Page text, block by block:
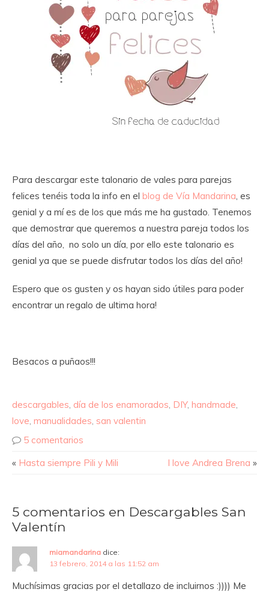
Para descargar este talonario de vales para parejas
felices tenéis toda la info en el blog de Vía Mandarina , es
genial y a mí es de los que más me ha gustado. Tenemos
que demostrar que queremos a nuestra pareja todos los
días del año, no solo un día, por ello este talonario es
genial ya que se puede disfrutar todos los días del año!
Espero que os gusten y os hayan sido útiles para poder
encontrar un regalo de ultima hora!
Besacos a puñaos!!!
descargables día de los enamorados DIY, handmade
love manualidades san valentin
5 comentarios
« Hasta siempre Pili y Mili I love Andrea Brena »
5 comentarios en Descargables San
Valentín
miamandarina dice:
13 febrero, 2014 a las 11:52 am
Muchísimas gracias por el detallazo de incluirnos :)))) Me